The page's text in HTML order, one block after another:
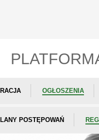
OGŁOSZENIA
POSTĘPOWAŃ